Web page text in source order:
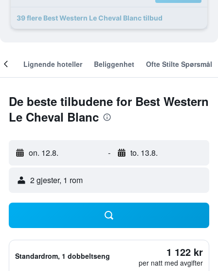
39 flere Best Western Le Cheval Blanc tilbud
Lignende hoteller Beliggenhet Ofte Stilte Spørsmål
De beste tilbudene for Best Western
Le Cheval Blanc
on. 12.8. - to. 13.8.
2 gjester, 1 rom
Standardrom, 1 dobbeltseng 1 122 kr
per natt med avgifter